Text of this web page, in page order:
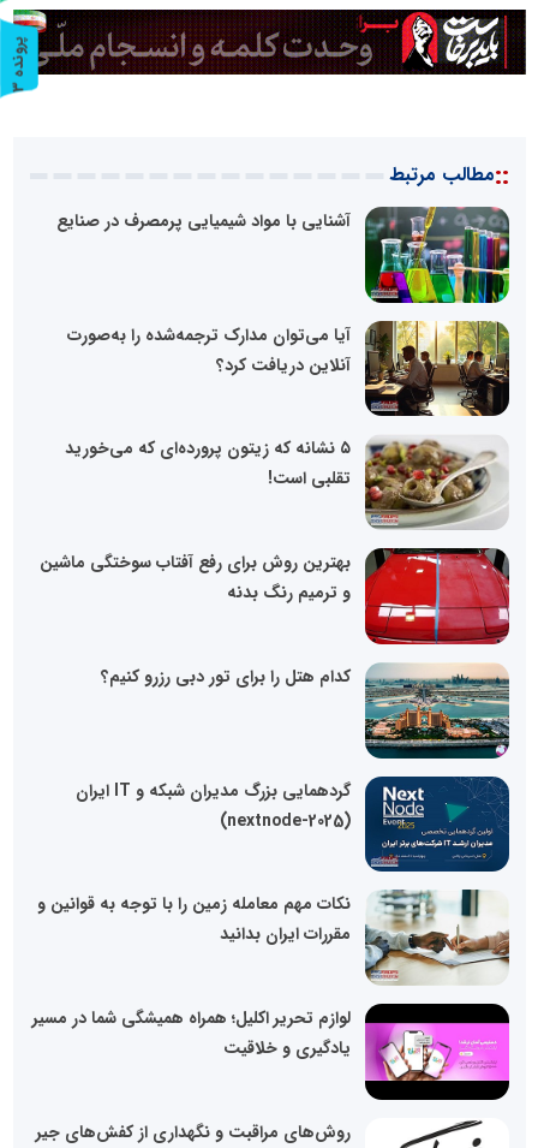
::مطالب مرتبط
آشنایی با مواد شیمیایی پرمصرف در صنایع
آیا می‌توان مدارک ترجمه‌شده را به‌صورت
آنلاین دریافت کرد؟
۵ نشانه که زیتون پرورده‌ای که می‌خورید
تقلبی است!
بهترین روش برای رفع آفتاب سوختگی ماشین
و ترمیم رنگ بدنه
کدام هتل را برای تور دبی رزرو کنیم؟
گردهمایی بزرگ مدیران شبکه و IT ایران
(nextnode-2025)
نکات مهم معامله زمین را با توجه به قوانین و
مقررات ایران بدانید
لوازم تحریر اکلیل؛ همراه همیشگی شما در مسیر
یادگیری و خلاقیت
روش‌های مراقبت و نگهداری از کفش‌های جیر
پ
ر
و
ن
د
ه
3